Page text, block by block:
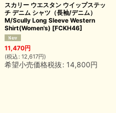
スカリー ウエスタン ウイップステッ
チ デニム シャツ（長袖/デニム）
M/Scully Long Sleeve Western
Shirt(Women's) [FCKH46]
11,470円
(税込 : 12,617円)
希望小売価格税抜: 14,800円